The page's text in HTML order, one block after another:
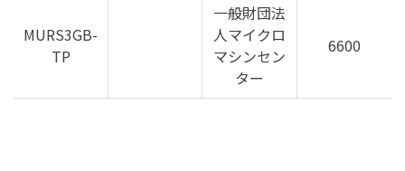
MURS3GB-
TP
一般財団法
人マイクロ
マシンセン
ター
6600